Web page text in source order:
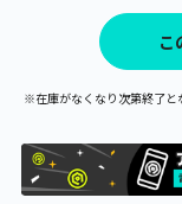
こ
※在庫がなくなり次第終了と